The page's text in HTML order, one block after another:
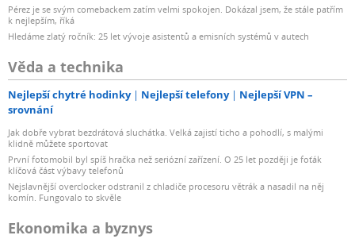
Pérez je se svým comebackem zatím velmi spokojen. Dokázal jsem, že stále patřím
k nejlepším, říká
Hledáme zlatý ročník: 25 let vývoje asistentů a emisních systémů v autech
Věda a technika
Nejlepší chytré hodinky Nejlepší telefony
Nejlepší VPN –
srovnání
Jak dobře vybrat bezdrátová sluchátka. Velká zajistí ticho a pohodlí, s malými
klidně můžete sportovat
První fotomobil byl spíš hračka než seriózní zařízení. O 25 let později je foťák
klíčová část výbavy telefonů
Nejslavnější overclocker odstranil z chladiče procesoru větrák a nasadil na něj
komín. Fungovalo to skvěle
Ekonomika a byznys